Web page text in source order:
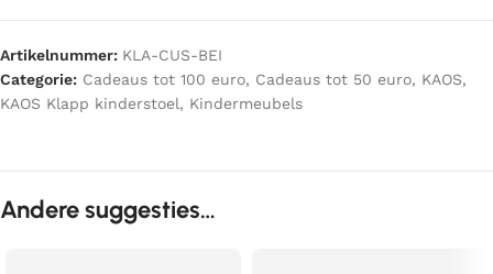
Artikelnummer: KLA-CUS-BEI
Categorie: Cadeaus tot 100 euro, Cadeaus tot 50 euro, KAOS,
KAOS Klapp kinderstoel, Kindermeubels
Andere suggesties…